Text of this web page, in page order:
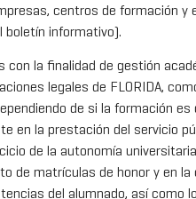
centros de formación y
boletín informativo).
la finalidad de gestión
legales de FLORIDA,
de si la formación
en la prestación del servicio
de la autonomía
de matrículas de honor y en
del alumnado, así como